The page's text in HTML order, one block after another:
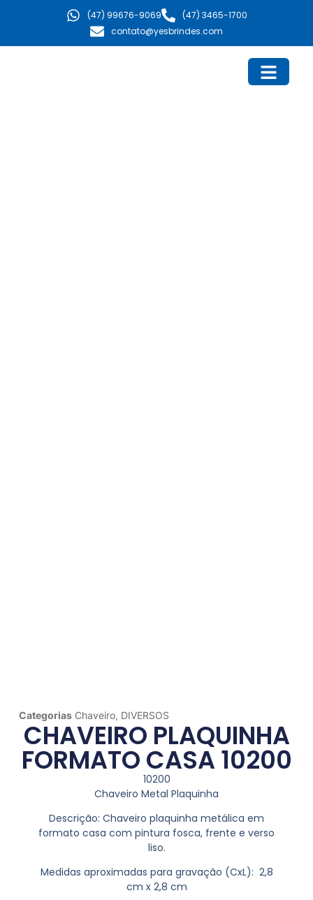
(47) 99676-9069
(47) 3465-1700
contato@yesbrindes.com
Categorias Chaveiro, DIVERSOS
CHAVEIRO PLAQUINHA
FORMATO CASA 10200
10200
Chaveiro Metal Plaquinha
Descrição: Chaveiro plaquinha metálica em
formato casa com pintura fosca, frente e verso
liso.
Medidas aproximadas para gravação (CxL): 2,8
cm x 2,8 cm